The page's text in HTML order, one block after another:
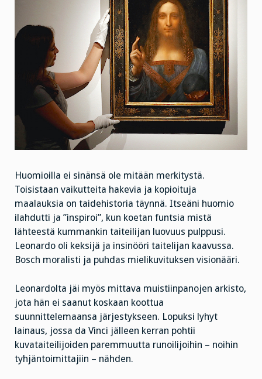
Huomioilla ei sinänsä ole mitään merkitystä.
Toisistaan vaikutteita hakevia ja kopioituja
maalauksia on taidehistoria täynnä. Itseäni huomio
ilahdutti ja ”inspiroi”, kun koetan funtsia mistä
lähteestä kummankin taiteilijan luovuus pulppusi.
Leonardo oli keksijä ja insinööri taitelijan kaavussa.
Bosch moralisti ja puhdas mielikuvituksen visionääri.
Leonardolta jäi myös mittava muistiinpanojen arkisto,
jota hän ei saanut koskaan koottua
suunnittelemaansa järjestykseen. Lopuksi lyhyt
lainaus, jossa da Vinci jälleen kerran pohtii
kuvataiteilijoiden paremmuutta runoilijoihin – noihin
tyhjäntoimittajiin – nähden.